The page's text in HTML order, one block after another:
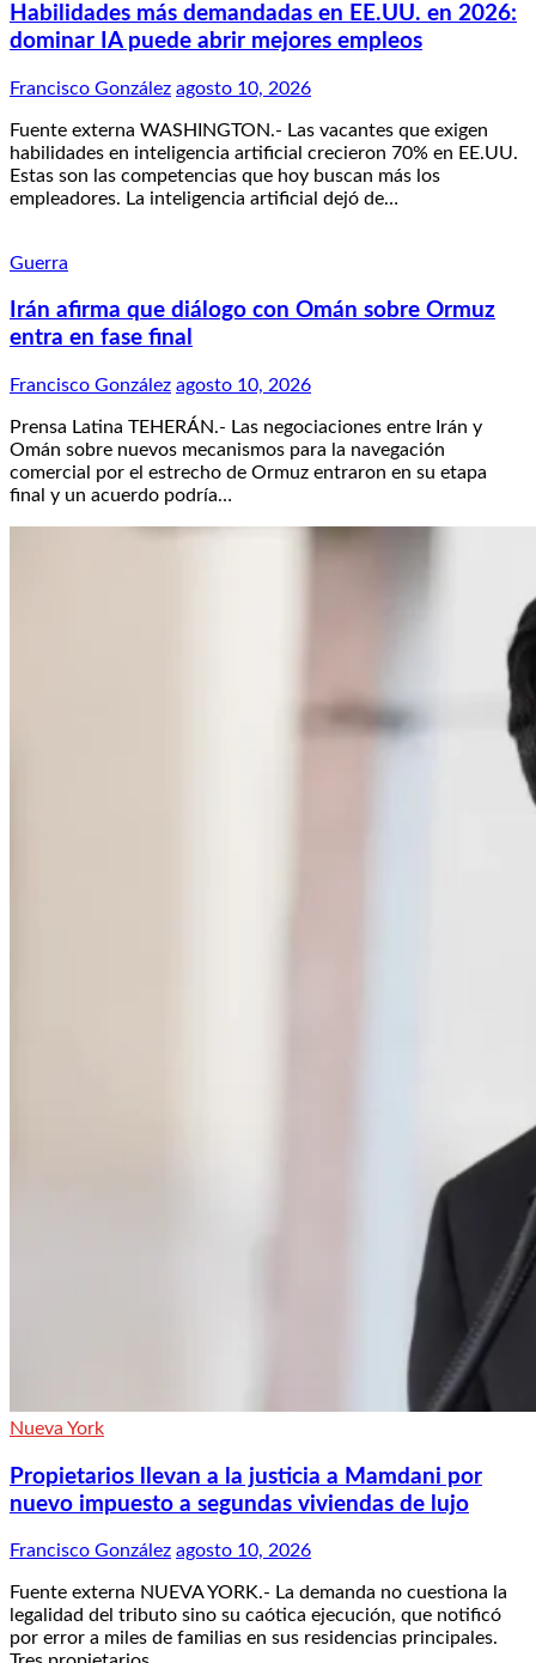
Habilidades más demandadas en EE.UU. en 2026:
dominar IA puede abrir mejores empleos
Francisco González agosto 10, 2026
Fuente externa WASHINGTON.- Las vacantes que exigen
habilidades en inteligencia artificial crecieron 70% en EE.UU.
Estas son las competencias que hoy buscan más los
empleadores. La inteligencia artificial dejó de…
Guerra
Irán afirma que diálogo con Omán sobre Ormuz
entra en fase final
Francisco González agosto 10, 2026
Prensa Latina TEHERÁN.- Las negociaciones entre Irán y
Omán sobre nuevos mecanismos para la navegación
comercial por el estrecho de Ormuz entraron en su etapa
final y un acuerdo podría…
Nueva York
Propietarios llevan a la justicia a Mamdani por
nuevo impuesto a segundas viviendas de lujo
Francisco González agosto 10, 2026
Fuente externa NUEVA YORK.- La demanda no cuestiona la
legalidad del tributo sino su caótica ejecución, que notificó
por error a miles de familias en sus residencias principales.